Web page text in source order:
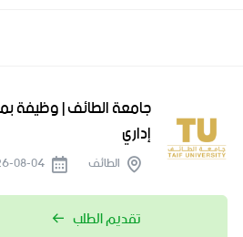
جامعة الطائف | وظيفة
إداري
الطائف
تقديم الطلب